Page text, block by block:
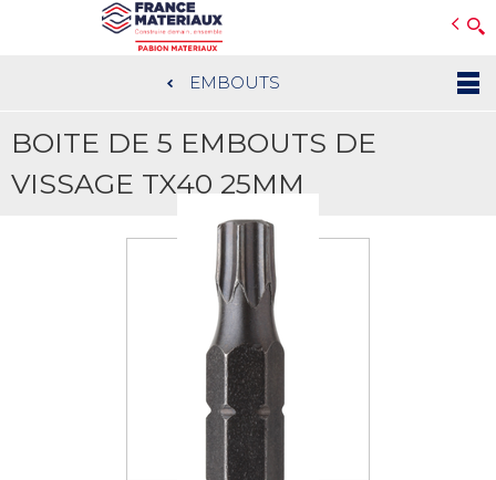
au
contenu
EMBOUTS
BOITE DE 5 EMBOUTS DE
VISSAGE TX40 25MM